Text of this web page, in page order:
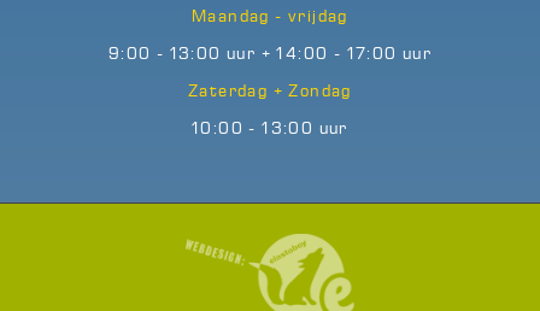
Maandag - vrijdag
9:00 - 13:00 uur + 14:00 - 17:00 uur
Zaterdag + Zondag
10:00 - 13:00 uur